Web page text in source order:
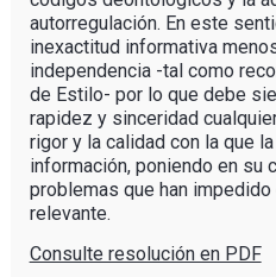
autorregulación. En este
inexactitud informativa
independencia -tal como
de Estilo- por lo que debe
rapidez y sinceridad
rigor y la calidad con la que
información, poniendo en su
problemas que han
relevante.
Consulte resolución en PDF